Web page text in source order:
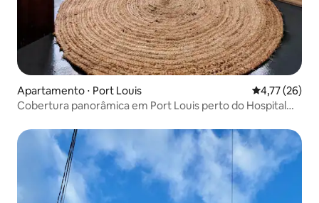
Apartamento ⋅ Port Louis 4,77 de uma
4,77 (26)
Cobertura panorâmica em Port Louis perto do Hospital